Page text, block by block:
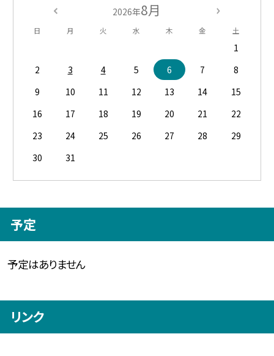
2026年8月
日 月 火 水 木 金 土
1
2
3 4 5 6 7
8
9
10 11 12 13 14
15
16
17 18 19 20 21
22
23
24 25 26 27 28
29
30
31
予定
予定はありません
リンク